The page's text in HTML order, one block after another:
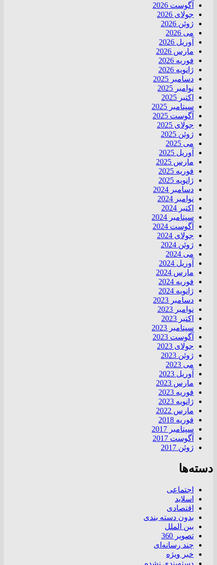
آگوست 2026
جولای 2026
ژوئن 2026
می 2026
آوریل 2026
مارس 2026
فوریه 2026
ژانویه 2026
دسامبر 2025
نوامبر 2025
اکتبر 2025
سپتامبر 2025
آگوست 2025
جولای 2025
ژوئن 2025
می 2025
آوریل 2025
مارس 2025
فوریه 2025
ژانویه 2025
دسامبر 2024
نوامبر 2024
اکتبر 2024
سپتامبر 2024
آگوست 2024
جولای 2024
ژوئن 2024
می 2024
آوریل 2024
مارس 2024
فوریه 2024
ژانویه 2024
دسامبر 2023
نوامبر 2023
اکتبر 2023
سپتامبر 2023
آگوست 2023
جولای 2023
ژوئن 2023
می 2023
آوریل 2023
مارس 2023
فوریه 2023
ژانویه 2023
مارس 2022
فوریه 2018
سپتامبر 2017
آگوست 2017
ژوئن 2017
دسته‌ها
اجتماعی
اسلاید
اقتصادی
بدون دسته بندی
بین الملل
تصویر 360
چند رسانه‌ای
خبر ویژه
دسته‌بندی نشده